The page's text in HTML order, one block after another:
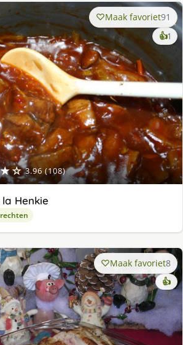
3.96 (108)
Maak favoriet91
👍1
Henkie
Maak favoriet8
👍